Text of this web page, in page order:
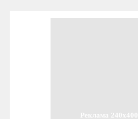
Реклама 240x400